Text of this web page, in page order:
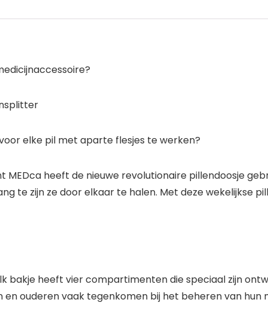
elke pil met aparte flesjes te werken?
heeft de nieuwe revolutionaire pillendoosje
te zijn ze door elkaar te halen. Met deze wekelijkse
bakje heeft vier compartimenten die speciaal zijn
ouderen vaak tegenkomen bij het beheren van hun